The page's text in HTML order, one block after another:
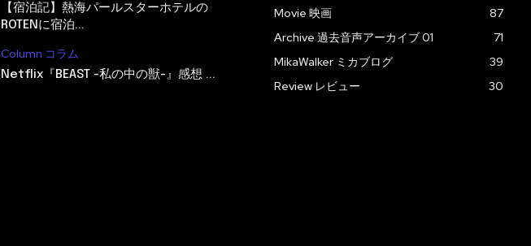
【宿泊記】熱海パールスターホテルの
ROTENに宿泊...
Column コラム
Netflix『BEAST -私の中の獣-』感想 ...
Movie 映画
87
Archive 過去音声アーカイブ 01
71
MikaWalker ミカブログ
39
Review レビュー
30